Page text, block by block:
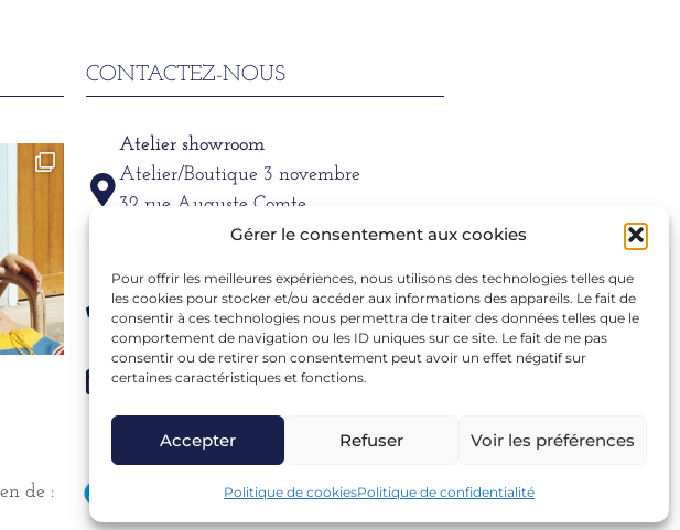
Gérer le consentement aux cookies
Pour offrir les meilleures expériences, nous utilisons des technologies telles que
les cookies pour stocker et/ou accéder aux informations des appareils. Le fait de
consentir à ces technologies nous permettra de traiter des données telles que le
comportement de navigation ou les ID uniques sur ce site. Le fait de ne pas
consentir ou de retirer son consentement peut avoir un effet négatif sur
certaines caractéristiques et fonctions.
Accepter Refuser Voir les préférences
Politique de cookiesPolitique de confidentialité
CONTACTEZ-NOUS
Atelier showroom
Atelier/Boutique 3 novembre
32 rue Auguste Comte
69002 LYON
Téléphone
06 15 61 39 66
Mail
de :